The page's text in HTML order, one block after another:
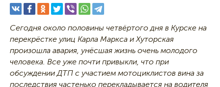
Сегодня около половины четвёртого дня в Курске на
перекрёстке улиц Карла Маркса и Хуторская
произошла авария, унёсшая жизнь очень молодого
человека. Все уже почти привыкли, что при
обсуждении ДТП с участием мотоциклистов вина за
последствия частенько перекладывается на водителя